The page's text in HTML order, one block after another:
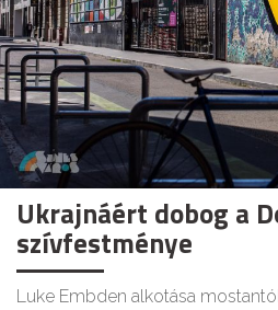
Ukrajnáért dobog a
szívfestménye
Luke Embden alkotása